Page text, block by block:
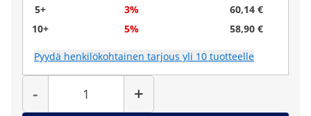
5+
3%
60,14 €
10+
5% 58,90 €
Pyydä henkilökohtainen tarjous yli 10 tuotteelle
-
Määrä
+